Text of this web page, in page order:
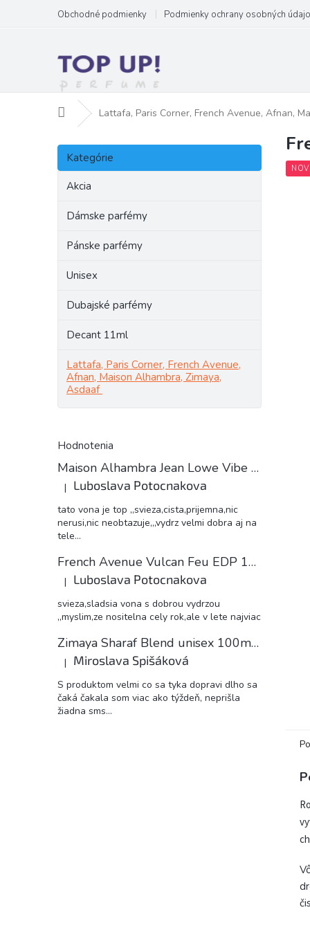
obsah
Obchodné podmienky Podmienky ochrany osobných
DomovLattafa, Paris Corner, French Avenue, Afnan,
B
č
Preskočiť
kategórie
Kategórie
Akcia
Dámske parfémy
Pánske parfémy
Unisex
Dubajské parfémy
Decant 11ml
Lattafa, Paris Corner, French Avenue,
Afnan, Maison Alhambra, Zimaya,
Asdaaf
Hodnotenia
Maison Alhambra Jean Lowe Vibe unisex 11ml EDP decant
Hodnotenie produktu je 5 z 5 hviezdičiek.
| Luboslava Potocnakova
tato vona je top ,,svieza,cista,prijemna,nic
nerusi,nic neobtazuje,,,vydrz velmi dobra aj na
tele...
French Avenue Vulcan Feu EDP 11ml decant
Hodnotenie produktu je 5 z 5 hviezdičiek.
| Luboslava Potocnakova
svieza,sladsia vona s dobrou vydrzou
,,myslim,ze nositelna cely rok,ale v lete najviac
Zimaya Sharaf Blend unisex 100ml EDP
Hodnotenie produktu je 5 z 5 hviezdičiek.
| Miroslava Spišáková
S produktom velmi co sa tyka dopravi dlho sa
čaká čakala som viac ako týždeň, neprišla
žiadna sms...